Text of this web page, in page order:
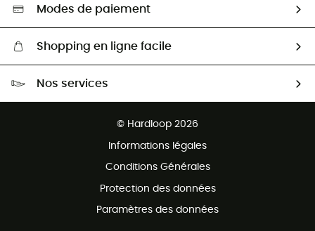
Sélection éco-responsable
Modes de paiement
Shopping en ligne facile
Nos services
© Hardloop 2026
Informations légales
Conditions Générales
Protection des données
Paramètres des données